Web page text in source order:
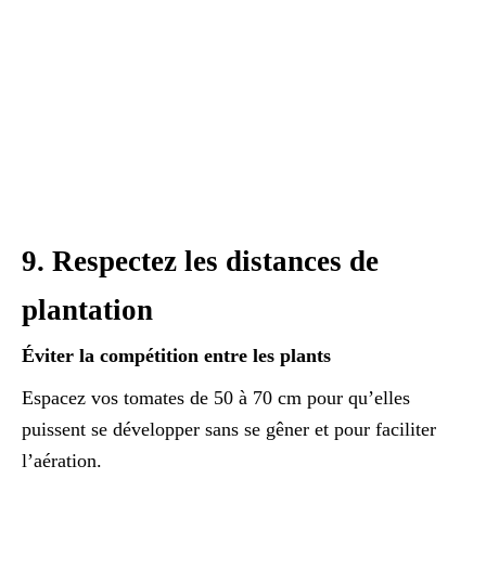
9. Respectez les distances de
plantation
Éviter la compétition entre les plants
Espacez vos tomates de 50 à 70 cm pour qu’elles
puissent se développer sans se gêner et pour faciliter
l’aération.